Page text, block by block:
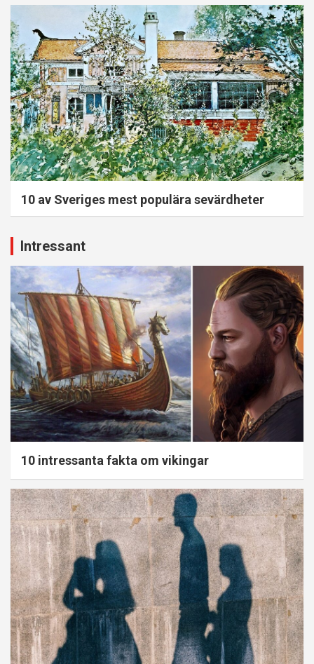
10 av Sveriges mest populära sevärdheter
Intressant
10 intressanta fakta om vikingar